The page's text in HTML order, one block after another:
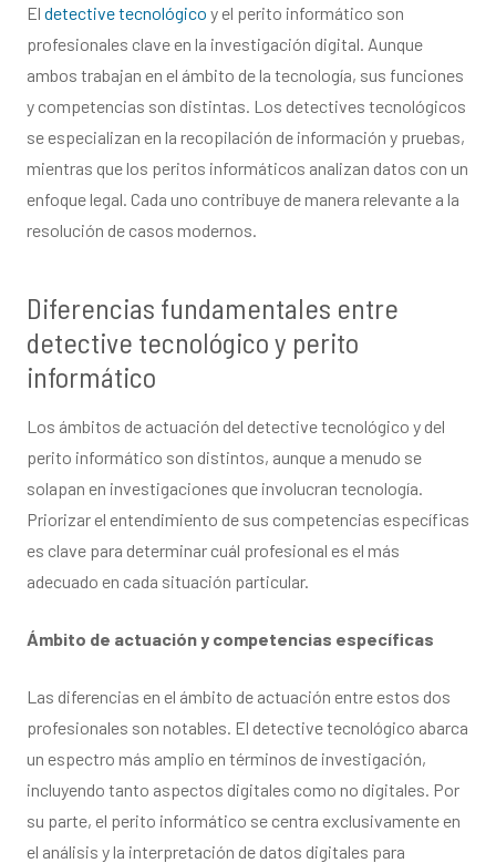
El detective tecnológico y el perito informático son
profesionales clave en la investigación digital. Aunque
ambos trabajan en el ámbito de la tecnología, sus funciones
y competencias son distintas. Los detectives tecnológicos
se especializan en la recopilación de información y pruebas,
mientras que los peritos informáticos analizan datos con un
enfoque legal. Cada uno contribuye de manera relevante a la
resolución de casos modernos.
Diferencias fundamentales entre
detective tecnológico y perito
informático
Los ámbitos de actuación del detective tecnológico y del
perito informático son distintos, aunque a menudo se
solapan en investigaciones que involucran tecnología.
Priorizar el entendimiento de sus competencias específicas
es clave para determinar cuál profesional es el más
adecuado en cada situación particular.
Ámbito de actuación y competencias específicas
Las diferencias en el ámbito de actuación entre estos dos
profesionales son notables. El detective tecnológico abarca
un espectro más amplio en términos de investigación,
incluyendo tanto aspectos digitales como no digitales. Por
su parte, el perito informático se centra exclusivamente en
el análisis y la interpretación de datos digitales para